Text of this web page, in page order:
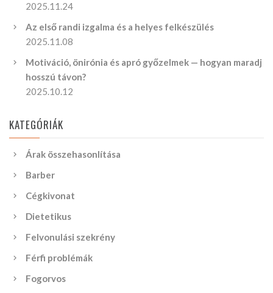
2025.11.24
Az első randi izgalma és a helyes felkészülés
2025.11.08
Motiváció, önirónia és apró győzelmek — hogyan maradj
hosszú távon?
2025.10.12
KATEGÓRIÁK
Árak összehasonlítása
Barber
Cégkivonat
Dietetikus
Felvonulási szekrény
Férfi problémák
Fogorvos